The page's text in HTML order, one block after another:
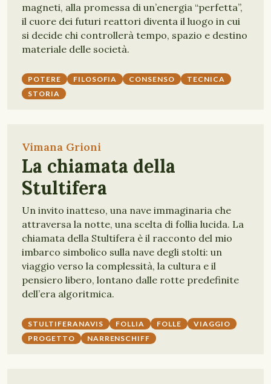
magneti, alla promessa di un’energia “perfetta”,
il cuore dei futuri reattori diventa il luogo in cui
si decide chi controllerà tempo, spazio e destino
materiale delle società.
POTERE FILOSOFIA CONSENSO
TECNICA
STORIA
Vimana Grioni
La chiamata della
Stultifera
Un invito inatteso, una nave immaginaria che
attraversa la notte, una scelta di follia lucida. La
chiamata della Stultifera è il racconto del mio
imbarco simbolico sulla nave degli stolti: un
viaggio verso la complessità, la cultura e il
pensiero libero, lontano dalle rotte predefinite
dell’era algoritmica.
STULTIFERANAVIS FOLLIA FOLLE
VIAGGIO
PROGETTO
NARRENSCHIFF